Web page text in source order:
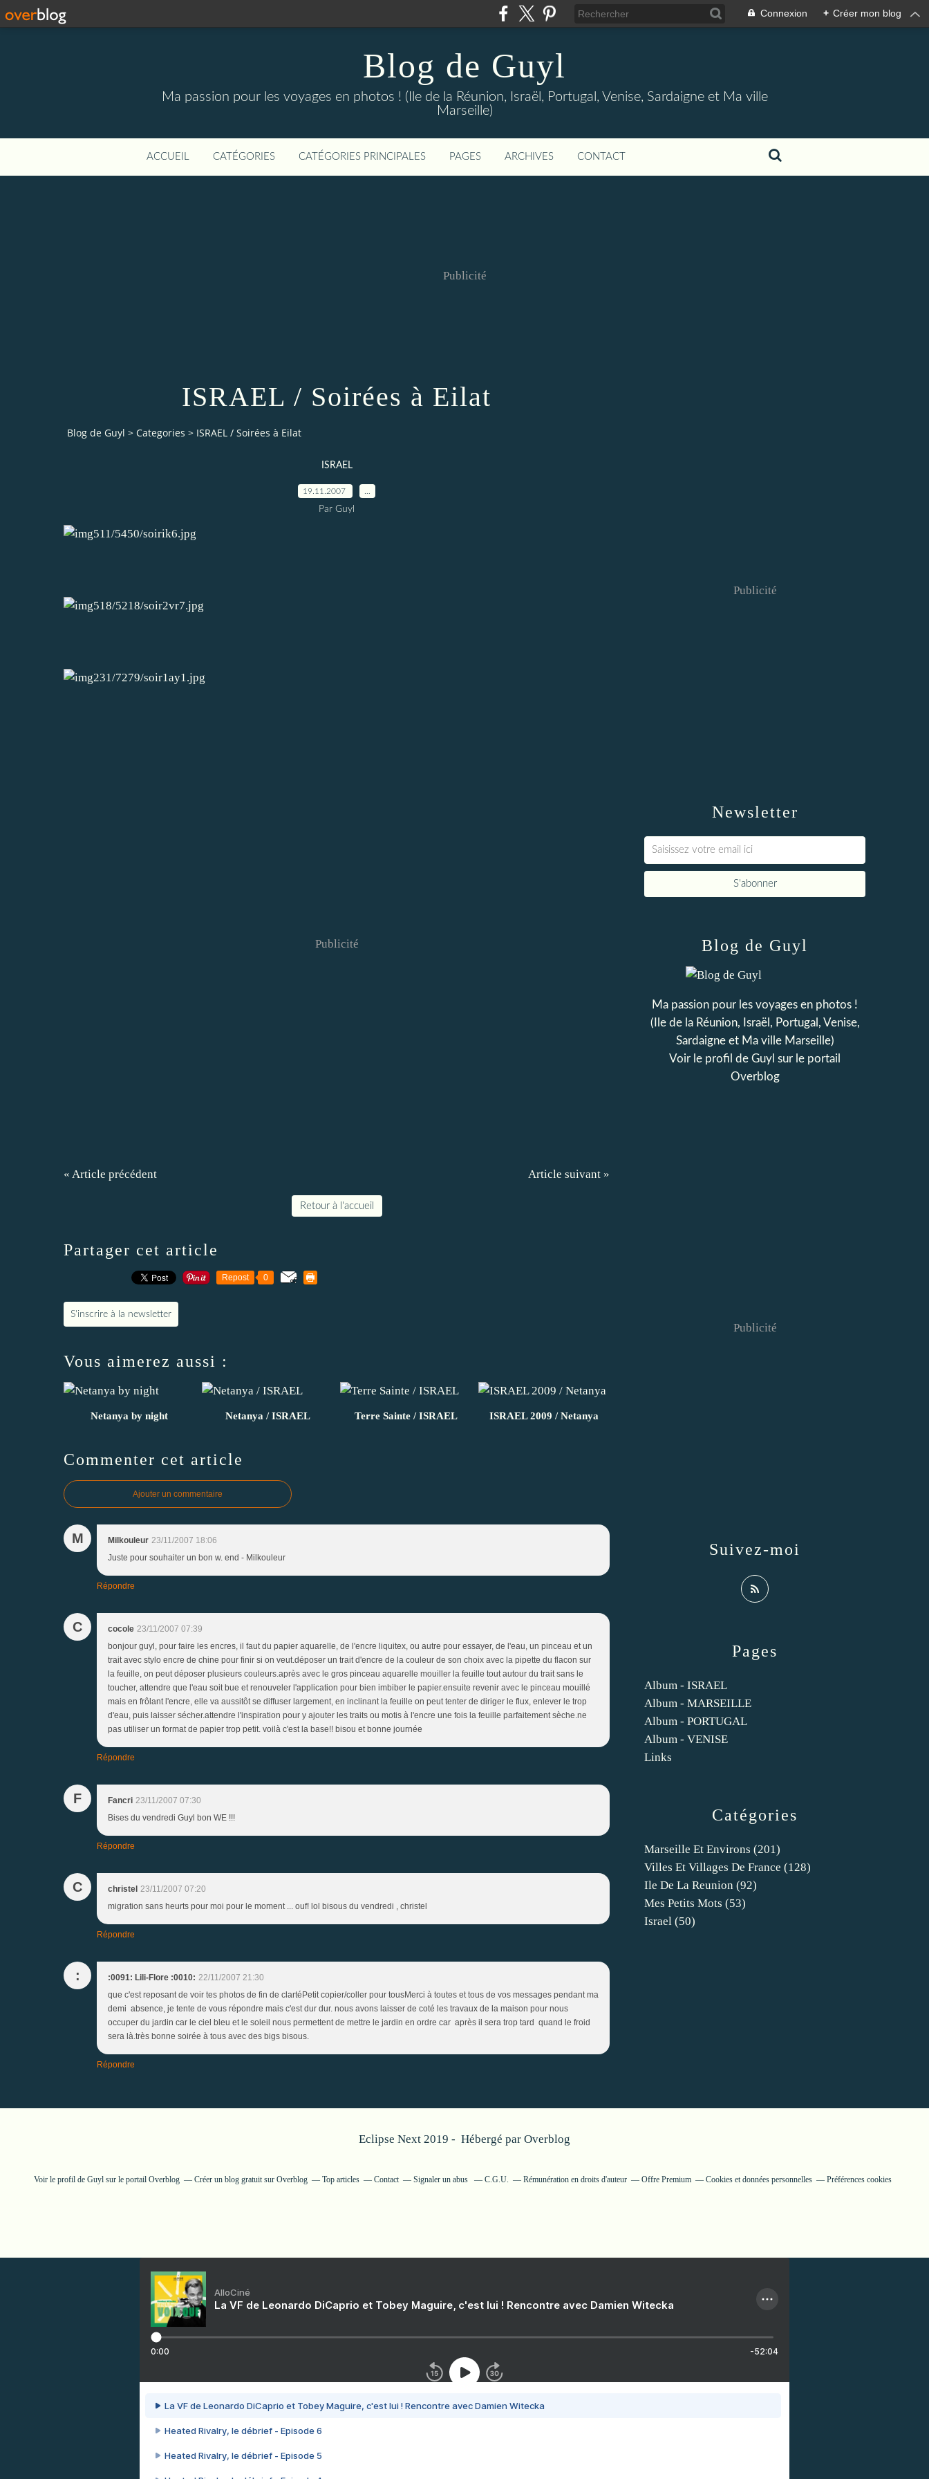
Connexion + Créer mon blog
Blog de Guyl
Ma passion pour les voyages en photos ! (Ile de la Réunion, Israël, Portugal, Venise, Sardaigne et Ma ville
Marseille)
ACCUEIL CATÉGORIES CATÉGORIES PRINCIPALES PAGES ARCHIVES CONTACT
Publicité
ISRAEL / Soirées à Eilat
Blog de Guyl > Categories > ISRAEL / Soirées à Eilat
ISRAEL
19.11.2007
Par Guyl
Publicité
« Article précédent Article suivant »
Retour à l'accueil
Partager cet article
Repost 0
S'inscrire à la newsletter
Vous aimerez aussi :
Netanya by night Netanya / ISRAEL Terre Sainte / ISRAEL ISRAEL 2009 / Netanya
Commenter cet article
Ajouter un commentaire
M Milkouleur 23/11/2007 18:06
Juste pour souhaiter un bon w. end - Milkouleur
Répondre
C cocole 23/11/2007 07:39
bonjour guyl, pour faire les encres, il faut du papier aquarelle, de l'encre liquitex, ou autre pour essayer, de l'eau, un pinceau et un
trait avec stylo encre de chine pour finir si on veut.déposer un trait d'encre de la couleur de son choix avec la pipette du flacon sur
la feuille, on peut déposer plusieurs couleurs.après avec le gros pinceau aquarelle mouiller la feuille tout autour du trait sans le
toucher, attendre que l'eau soit bue et renouveler l'application pour bien imbiber le papier.ensuite revenir avec le pinceau mouillé
mais en frôlant l'encre, elle va aussitôt se diffuser largement, en inclinant la feuille on peut tenter de diriger le flux, enlever le trop
d'eau, puis laisser sécher.attendre l'inspiration pour y ajouter les traits ou motis à l'encre une fois la feuille parfaitement sèche.ne
pas utiliser un format de papier trop petit. voilà c'est la base!! bisou et bonne journée
Répondre
F Fancri 23/11/2007 07:30
Bises du vendredi Guyl bon WE !!!
Répondre
C christel 23/11/2007 07:20
migration sans heurts pour moi pour le moment ... ouf! lol bisous du vendredi , christel
Répondre
: :0091: Lili-Flore :0010: 22/11/2007 21:30
que c'est reposant de voir tes photos de fin de clartéPetit copier/coller pour tousMerci à toutes et tous de vos messages pendant ma
demi absence, je tente de vous répondre mais c'est dur dur. nous avons laisser de coté les travaux de la maison pour nous
occuper du jardin car le ciel bleu et le soleil nous permettent de mettre le jardin en ordre car après il sera trop tard quand le froid
sera là.très bonne soirée à tous avec des bigs bisous.
Répondre
Newsletter
Publicité
Catégories
Marseille Et Environs (201)
Villes Et Villages De France (128)
Ile De La Reunion (92)
Mes Petits Mots (53)
Israel (50)
Pages
Album - ISRAEL
Album - MARSEILLE
Album - PORTUGAL
Album - VENISE
Links
Blog de Guyl
Ma passion pour les voyages en photos !
(Ile de la Réunion, Israël, Portugal, Venise,
Sardaigne et Ma ville Marseille)
Voir le profil de Guyl sur le portail
Overblog
Suivez-moi
Publicité
Eclipse Next 2019 - Hébergé par Overblog
Voir le profil de Guylsur le portail Overblog Créer un blog gratuit sur Overblog Top articles Contact Signaler un abus C.G.U. Rémunération en droits d'auteur Offre Premium Cookies et données personnelles Préférences cookies
AlloCiné
La VF de Leonardo DiCaprio et Tobey Maguire, c'est lui ! Rencontre avec Damien Witecka
0:00 -52:04
La VF de Leonardo DiCaprio et Tobey Maguire, c'est lui ! Rencontre avec Damien Witecka
Heated Rivalry, le débrief - Episode 6
Heated Rivalry, le débrief - Episode 5